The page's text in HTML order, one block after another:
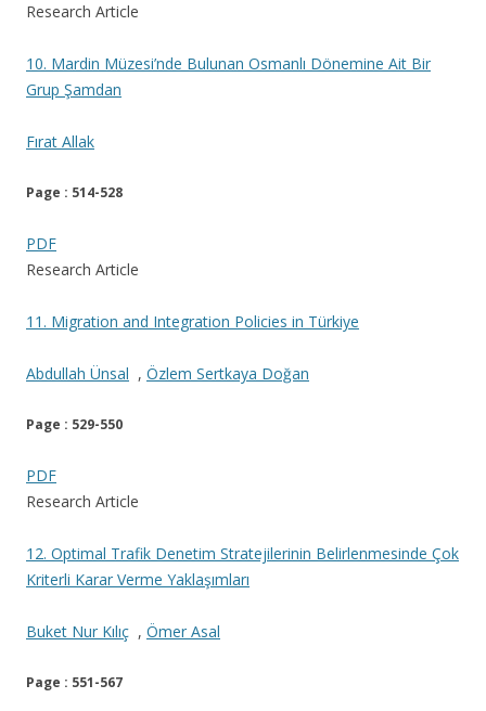
Research Article
10. Mardin Müzesi’nde Bulunan Osmanlı Dönemine Ait Bir
Grup Şamdan
Fırat Allak
Page : 514-528
PDF
Research Article
11. Migration and Integration Policies in Türkiye
Abdullah Ünsal , Özlem Sertkaya Doğan
Page : 529-550
PDF
Research Article
12. Optimal Trafik Denetim Stratejilerinin Belirlenmesinde Çok
Kriterli Karar Verme Yaklaşımları
Buket Nur Kılıç , Ömer Asal
Page : 551-567